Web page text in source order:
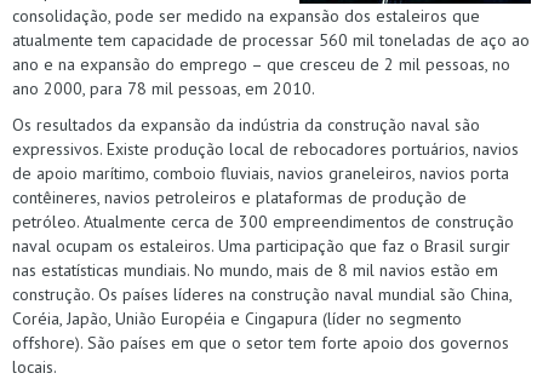
consolidação, pode ser medido na expansão dos estaleiros que
atualmente tem capacidade de processar 560 mil toneladas de aço ao
ano e na expansão do emprego – que cresceu de 2 mil pessoas, no
ano 2000, para 78 mil pessoas, em 2010.
Os resultados da expansão da indústria da construção naval são
expressivos. Existe produção local de rebocadores portuários, navios
de apoio marítimo, comboio fluviais, navios graneleiros, navios porta
contêineres, navios petroleiros e plataformas de produção de
petróleo. Atualmente cerca de 300 empreendimentos de construção
naval ocupam os estaleiros. Uma participação que faz o Brasil surgir
nas estatísticas mundiais. No mundo, mais de 8 mil navios estão em
construção. Os países líderes na construção naval mundial são China,
Coréia, Japão, União Européia e Cingapura (líder no segmento
offshore). São países em que o setor tem forte apoio dos governos
locais.